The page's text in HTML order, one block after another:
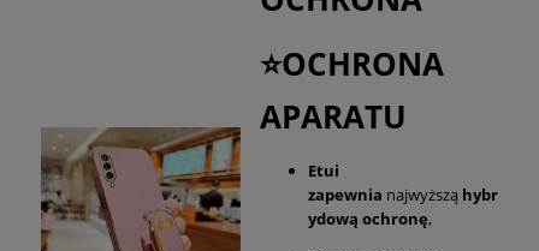
⭐OCHRONA
APARATU
Etui
zapewnia najwyższą hybr
ydową ochronę,